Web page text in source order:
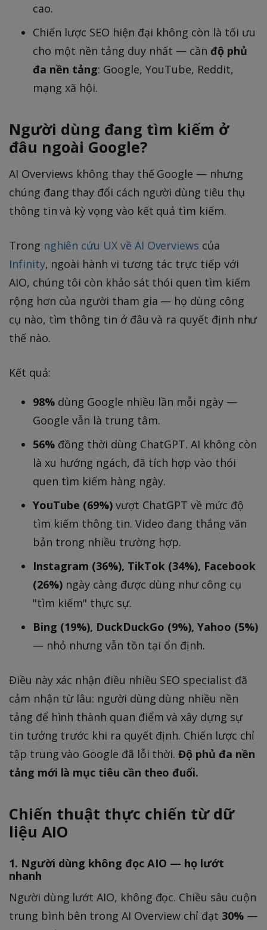
cao.
Chiến lược SEO hiện đại không còn là tối ưu
cho một nền tảng duy nhất — cần độ phủ
đa nền tảng: Google, YouTube, Reddit,
mạng xã hội.
Người dùng đang tìm kiếm ở
đâu ngoài Google?
AI Overviews không thay thế Google — nhưng
chúng đang thay đổi cách người dùng tiêu thụ
thông tin và kỳ vọng vào kết quả tìm kiếm.
Trong nghiên cứu UX về AI Overviews của
Infinity, ngoài hành vi tương tác trực tiếp với
AIO, chúng tôi còn khảo sát thói quen tìm kiếm
rộng hơn của người tham gia — họ dùng công
cụ nào, tìm thông tin ở đâu và ra quyết định như
thế nào.
Kết quả:
98% dùng Google nhiều lần mỗi ngày —
Google vẫn là trung tâm.
56% đồng thời dùng ChatGPT. AI không còn
là xu hướng ngách, đã tích hợp vào thói
quen tìm kiếm hàng ngày.
YouTube (69%) vượt ChatGPT về mức độ
tìm kiếm thông tin. Video đang thắng văn
bản trong nhiều trường hợp.
Instagram (36%), TikTok (34%), Facebook
(26%) ngày càng được dùng như công cụ
"tìm kiếm" thực sự.
Bing (19%), DuckDuckGo (9%), Yahoo (5%)
— nhỏ nhưng vẫn tồn tại ổn định.
Điều này xác nhận điều nhiều SEO specialist đã
cảm nhận từ lâu: người dùng dùng nhiều nền
tảng để hình thành quan điểm và xây dựng sự
tin tưởng trước khi ra quyết định. Chiến lược chỉ
tập trung vào Google đã lỗi thời.Độ phủ đa nền
tảng mới là mục tiêu cần theo đuổi.
Chiến thuật thực chiến từ dữ
liệu AIO
1. Người dùng không đọc AIO — họ lướt
nhanh
Người dùng lướt AIO, không đọc. Chiều sâu cuộn
trung bình bên trong AI Overview chỉ đạt 30%—